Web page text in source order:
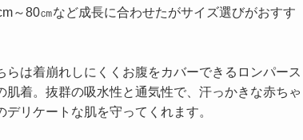
～80㎝など成長に合わせたがサイズ選びがおすす
らは着崩れしにくくお腹をカバーできるロンパース
肌着。抜群の吸水性と通気性で、汗っかきな赤ちゃ
デリケートな肌を守ってくれます。